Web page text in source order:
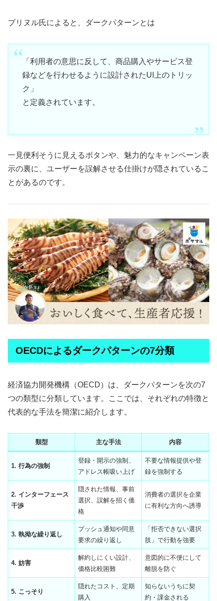
ブリヌル氏によると、ダークパターンとは
「利用者の意思に反して、商品購入やサービス登
録などを行わせるように設計されたUI上のトリッ
ク」
と定義されています。
一見便利そうに見えるボタンや、魅力的なキャンペーン表
示の裏に、ユーザーを誤解させる仕掛けが隠されているこ
とがあるのです。
OECDによるダークパターンの7分類
経済協力開発機構（OECD）は、ダークパターンを次の7
つの類型に分類しています。ここでは、それぞれの特徴と
代表的な手法を簡潔に紹介します。
類型 主な手法 内容
1. 行為の強制
登録・開示の強制、
アドレス帳吸い上げ
不要な情報提供や登
録を強制する
2. インターフェース
干渉
隠された情報、事前
選択、誤解を招く価
格
消費者の選択を企業
に有利な方向へ誘導
3. 執拗な繰り返し
プッシュ通知や同意
要求の繰り返し
「拒否できない選択
肢」で行動を強要
4. 妨害
解約しにくい設計、
価格比較困難
意図的に不便にして
離脱を防ぐ
5. こっそり
隠れたコスト、定期
購入
知らないうちに契
約・課金される